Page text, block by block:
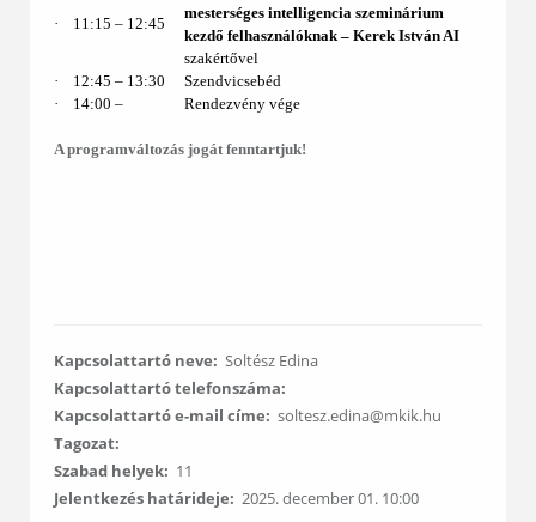
· 11:15 – 12:45
mesterséges intelligencia szeminárium
kezdő felhasználóknak ‒ Kerek István AI
szakértővel
·
12:45 ‒ 13:30
Szendvicsebéd
·
14:00 ‒ Rendezvény vége
A programváltozás jogát fenntartjuk!
Kapcsolattartó neve: Soltész Edina
Kapcsolattartó telefonszáma:
Kapcsolattartó e-mail címe: soltesz.edina@mkik.hu
Tagozat:
Szabad helyek: 11
Jelentkezés határideje: 2025. december 01. 10:00